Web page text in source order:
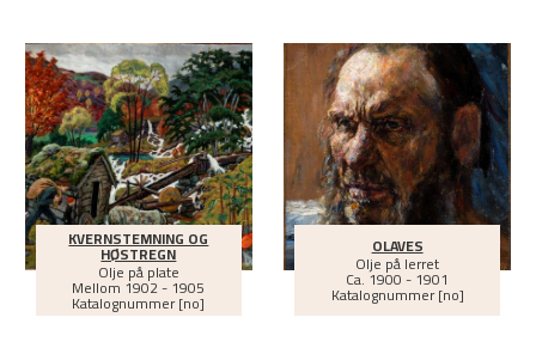
KVERNSTEMNING OG
HØSTREGN
Olje på plate
Mellom1902 - 1905
Katalognummer [no]
OLAVES
Olje på lerret
Ca.1900 - 1901
Katalognummer [no]